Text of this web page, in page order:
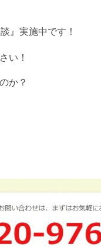
』実施中です！
い！
か？